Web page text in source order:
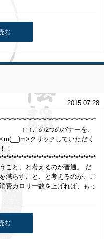
む
2015.07.28
バナーを、
クリックしていただく
！
こと、と考えるのが普通。 だ
減らすこと、と考えるのが、ご
費カロリー数を上げれば、もっ
む